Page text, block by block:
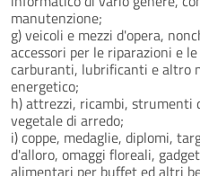
manutenzione;
g) veicoli e mezzi d'opera,
accessori per le riparazioni e
carburanti, lubrificanti e altro
energetico;
h) attrezzi, ricambi, strumenti
vegetale di arredo;
i) coppe, medaglie, diplomi,
d'alloro, omaggi floreali,
alimentari per buffet ed altri